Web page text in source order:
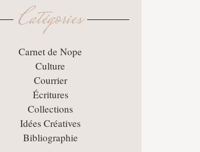
Catégories
Carnet de Nope
Culture
Courrier
Écritures
Collections
Idées Créatives
Bibliographie